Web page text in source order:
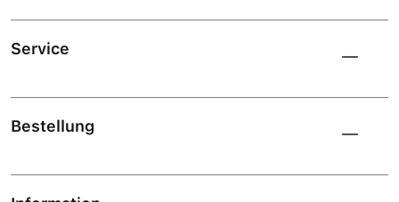
Service
Bestellung